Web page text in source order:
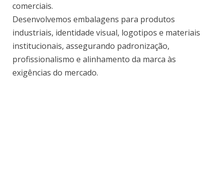
comerciais.
Desenvolvemos embalagens para produtos
industriais, identidade visual, logotipos e materiais
institucionais, assegurando padronização,
profissionalismo e alinhamento da marca às
exigências do mercado.